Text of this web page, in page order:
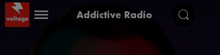
Addictive Radio